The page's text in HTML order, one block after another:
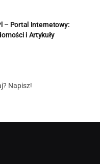
– Portal Internetowy:
i Artykuły
Napisz!